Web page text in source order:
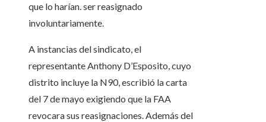
que lo harían. ser reasignado
involuntariamente.
A instancias del sindicato, el
representante Anthony D’Esposito, cuyo
distrito incluye la N90, escribió la carta
del 7 de mayo exigiendo que la FAA
revocara sus reasignaciones. Además del